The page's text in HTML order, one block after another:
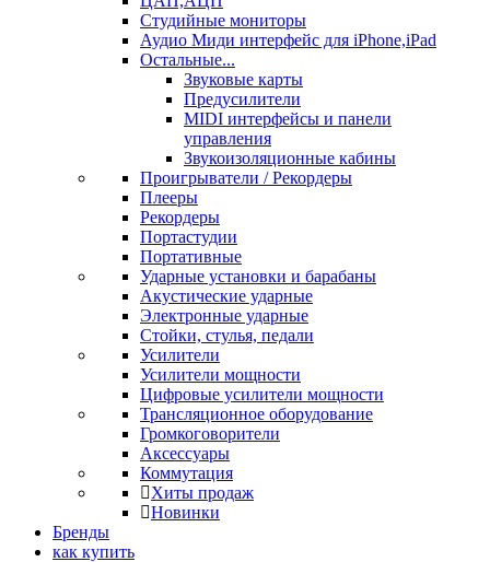
Студийные мониторы
Аудио Миди интерфейс для iPhone,iPad
Остальные...
Звуковые карты
Предусилители
MIDI интерфейсы и панели
управления
Звукоизоляционные кабины
Проигрыватели / Рекордеры
Плееры
Рекордеры
Портастудии
Портативные
Ударные установки и барабаны
Акустические ударные
Электронные ударные
Стойки, стулья, педали
Усилители
Усилители мощности
Цифровые усилители мощности
Трансляционное оборудование
Громкоговорители
Аксессуары
Коммутация
Хиты продаж
Новинки
Бренды
как купить